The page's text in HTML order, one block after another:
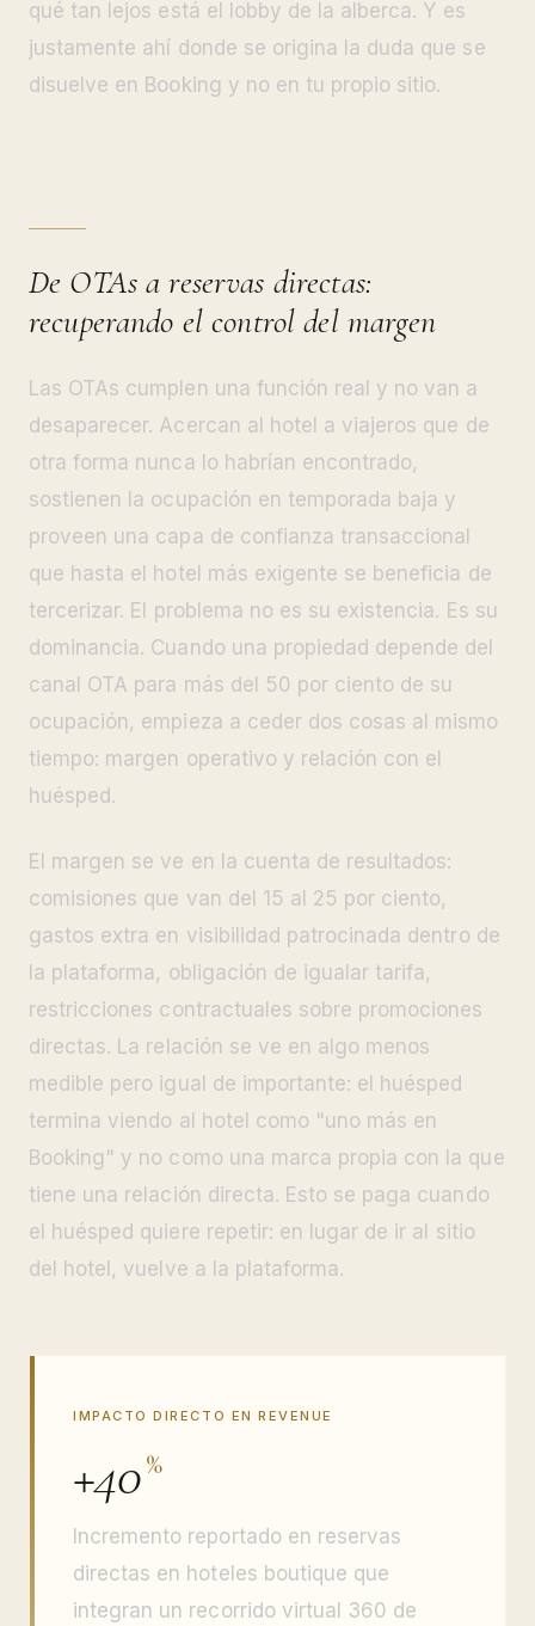
qué tan lejos está el lobby de la alberca. Y es
justamente ahí donde se origina la duda que se
disuelve en Booking y no en tu propio sitio.
De OTAs a reservas directas:
recuperando el control del margen
Las OTAs cumplen una función real y no van a
desaparecer. Acercan al hotel a viajeros que de
otra forma nunca lo habrían encontrado,
sostienen la ocupación en temporada baja y
proveen una capa de confianza transaccional
que hasta el hotel más exigente se beneficia de
tercerizar. El problema no es su existencia. Es su
dominancia. Cuando una propiedad depende del
canal OTA para más del 50 por ciento de su
ocupación, empieza a ceder dos cosas al mismo
tiempo: margen operativo y relación con el
huésped.
El margen se ve en la cuenta de resultados:
comisiones que van del 15 al 25 por ciento,
gastos extra en visibilidad patrocinada dentro de
la plataforma, obligación de igualar tarifa,
restricciones contractuales sobre promociones
directas. La relación se ve en algo menos
medible pero igual de importante: el huésped
termina viendo al hotel como "uno más en
Booking" y no como una marca propia con la que
tiene una relación directa. Esto se paga cuando
el huésped quiere repetir: en lugar de ir al sitio
del hotel, vuelve a la plataforma.
IMPACTO DIRECTO EN REVENUE
+40%
Incremento reportado en reservas
directas en hoteles boutique que
integran un recorrido virtual 360 de